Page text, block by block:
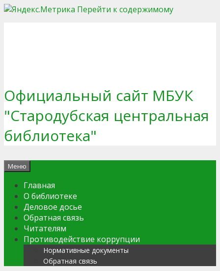
Перейти к содержимому
Официальный сайт МБУК
"Стародубская центральная
библиотека"
Меню
Главная
О библиотеке
Деловое досье
Обратная связь
Читателям
Противодействие коррупции
Нормативные документы
Обратная связь